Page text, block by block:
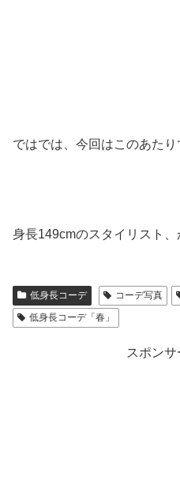
ではでは、今回はこのあたり
身長149cmのスタイリスト、
低身長コーデ コーデ写真
低身長コーデ「春」
スポンサ